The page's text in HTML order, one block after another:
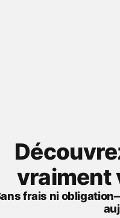
vraiment
frais ni